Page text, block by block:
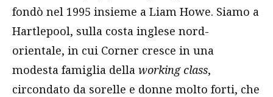
fondò nel 1995 insieme a Liam Howe. Siamo a
Hartlepool, sulla costa inglese nord-
orientale, in cui Corner cresce in una
modesta famiglia della working class,
circondato da sorelle e donne molto forti, che